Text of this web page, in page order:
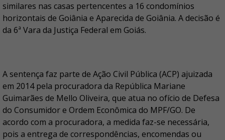
similares nas casas pertencentes a 16 condomínios
horizontais de Goiânia e Aparecida de Goiânia. A decisão é
da 6ª Vara da Justiça Federal em Goiás.
A sentença faz parte de Ação Civil Pública (ACP) ajuizada
em 2014 pela procuradora da República Mariane
Guimarães de Mello Oliveira, que atua no ofício de Defesa
do Consumidor e Ordem Econômica do MPF/GO. De
acordo com a procuradora, a medida faz-se necessária,
pois a entrega de correspondências, encomendas ou